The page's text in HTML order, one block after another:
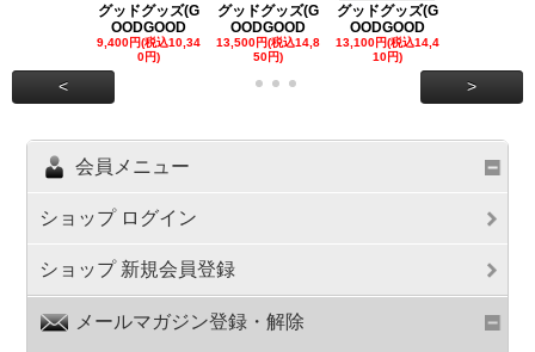
グッドグッズ(G
OODGOOD
9,400円(税込10,34
0円)
グッドグッズ(G
OODGOOD
13,500円(税込14,8
50円)
グッドグッズ(G
OODGOOD
13,100円(税込14,4
10円)
< >
会員メニュー
ショップ ログイン
ショップ 新規会員登録
メールマガジン登録・解除